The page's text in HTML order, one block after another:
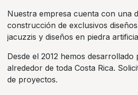
Nuestra empresa cuenta con una
construcción de exclusivos
jacuzzis y diseños en piedra
Desde el 2012 hemos desarrollado
alrededor de toda Costa Rica.
de proyectos.